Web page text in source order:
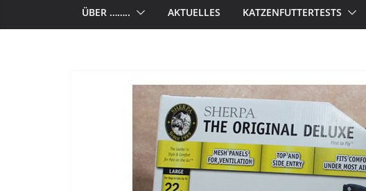
ÜBER …….. AKTUELLES KATZENFUTTERTESTS